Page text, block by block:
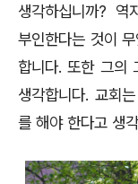
생각하십니까? 역
부인한다는 것이
합니다. 또한 그의
생각합니다. 교회
를 해야 한다고 생